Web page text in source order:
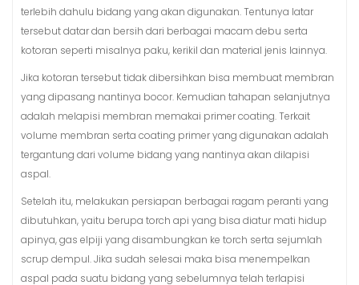
terlebih dahulu bidang yang akan digunakan. Tentunya latar
tersebut datar dan bersih dari berbagai macam debu serta
kotoran seperti misalnya paku, kerikil dan material jenis lainnya.
Jika kotoran tersebut tidak dibersihkan bisa membuat membran
yang dipasang nantinya bocor. Kemudian tahapan selanjutnya
adalah melapisi membran memakai primer coating. Terkait
volume membran serta coating primer yang digunakan adalah
tergantung dari volume bidang yang nantinya akan dilapisi
aspal.
Setelah itu, melakukan persiapan berbagai ragam peranti yang
dibutuhkan, yaitu berupa torch api yang bisa diatur mati hidup
apinya, gas elpiji yang disambungkan ke torch serta sejumlah
scrup dempul. Jika sudah selesai maka bisa menempelkan
aspal pada suatu bidang yang sebelumnya telah terlapisi